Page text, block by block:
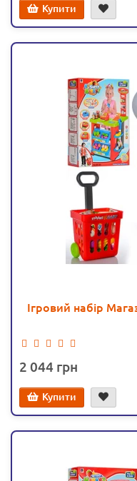
Купити
Ігровий набір
2 044
Купити